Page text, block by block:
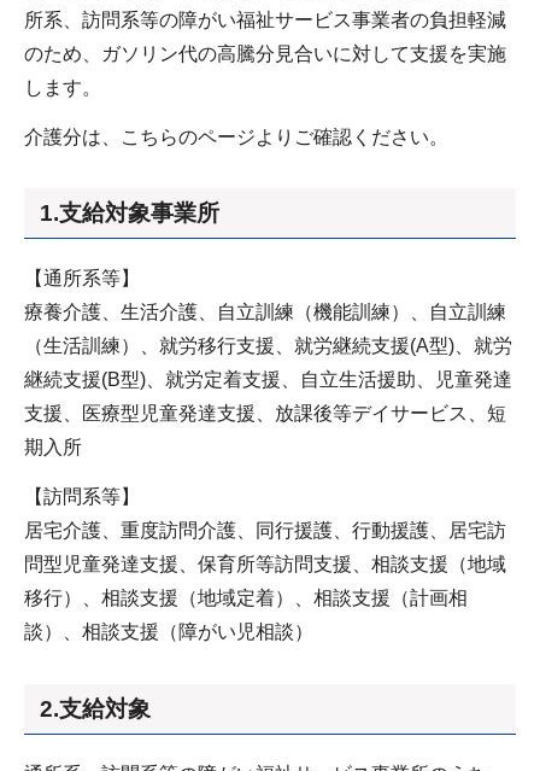
所系、訪問系等の障がい福祉サービス事業者の負担軽減
のため、ガソリン代の高騰分見合いに対して支援を実施
します。
介護分は、こちらのページよりご確認ください。
1.支給対象事業所
【通所系等】
療養介護、生活介護、自立訓練（機能訓練）、自立訓練
（生活訓練）、就労移行支援、就労継続支援(A型)、就労
継続支援(B型)、就労定着支援、自立生活援助、児童発達
支援、医療型児童発達支援、放課後等デイサービス、短
期入所
【訪問系等】
居宅介護、重度訪問介護、同行援護、行動援護、居宅訪
問型児童発達支援、保育所等訪問支援、相談支援（地域
移行）、相談支援（地域定着）、相談支援（計画相
談）、相談支援（障がい児相談）
2.支給対象